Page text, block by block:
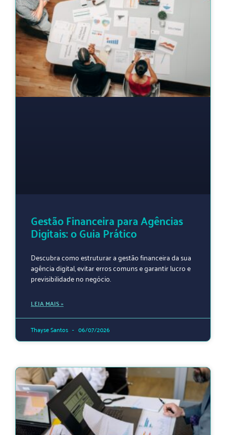
Gestão Financeira para Agências
Digitais: o Guia Prático
Descubra como estruturar a gestão financeira da sua
agência digital, evitar erros comuns e garantir lucro e
previsibilidade no negócio.
LEIA MAIS »
Thayse Santos 06/07/2026